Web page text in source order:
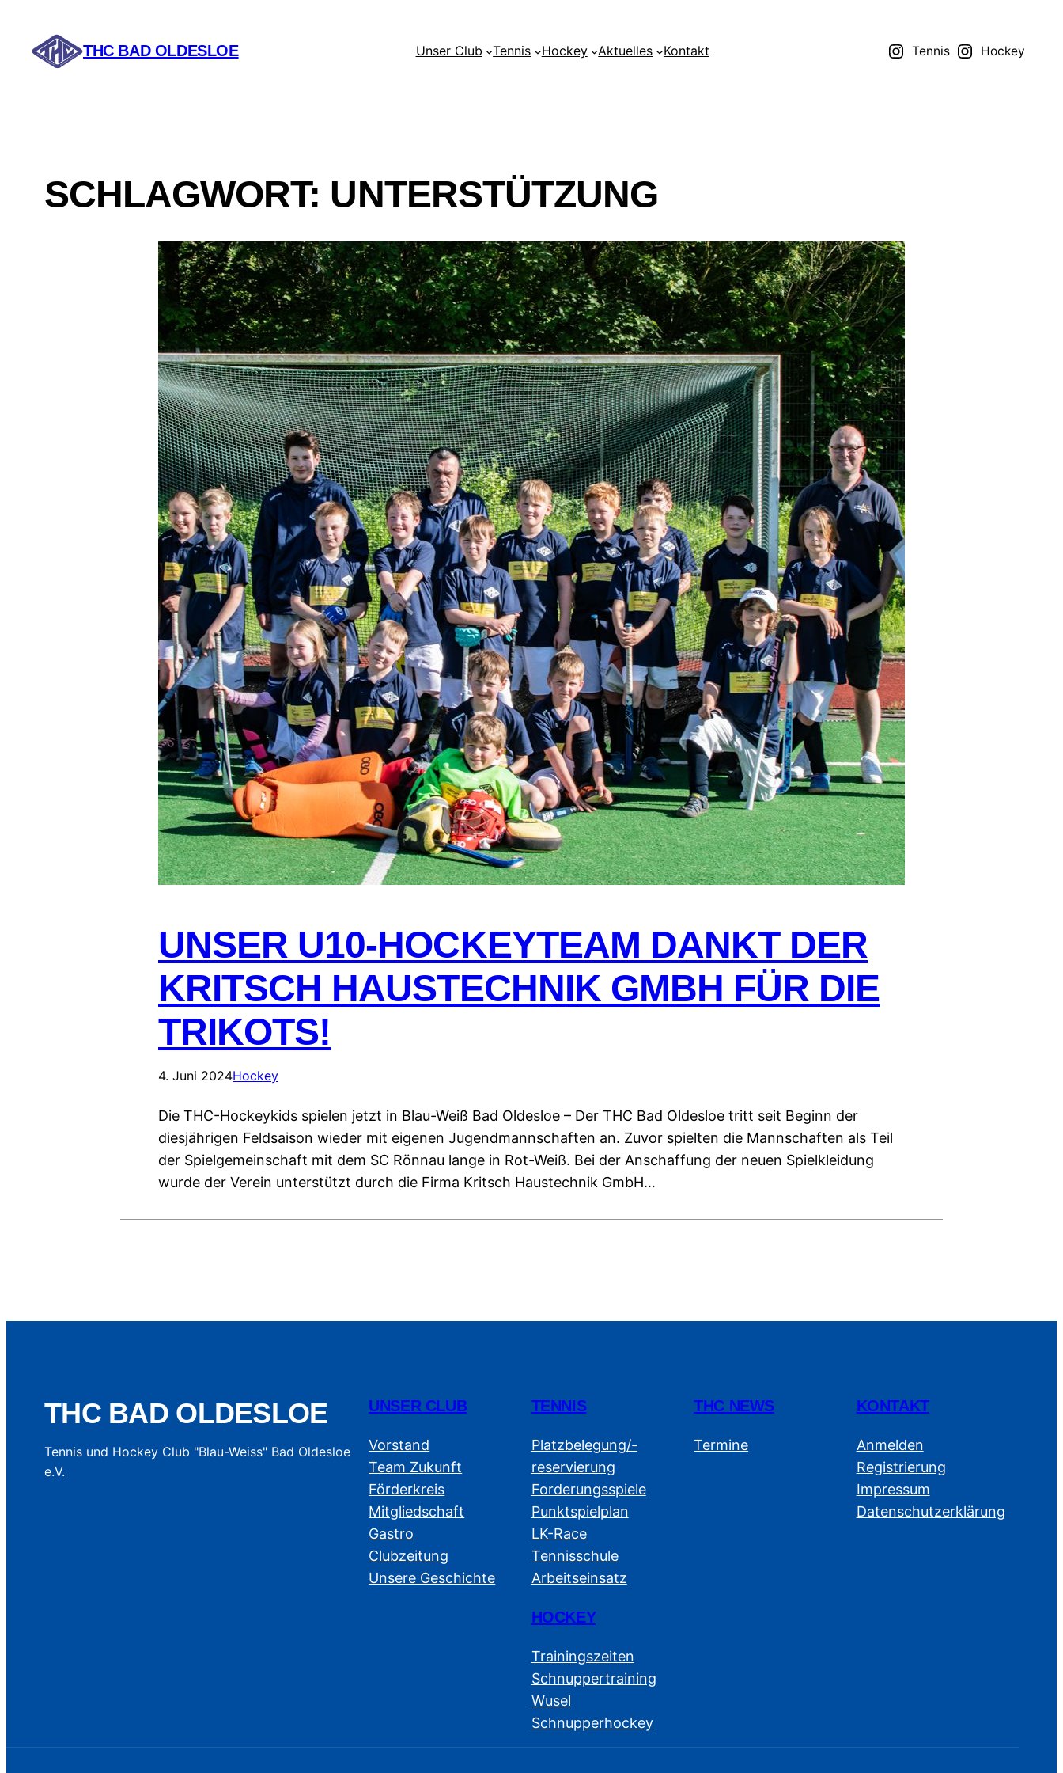
THC BAD OLDESLOE Unser Club Tennis Hockey Aktuelles Kontakt Tennis Hockey
SCHLAGWORT: UNTERSTÜTZUNG
UNSER U10-HOCKEYTEAM DANKT DER
KRITSCH HAUSTECHNIK GMBH FÜR DIE
TRIKOTS!
4. Juni 2024Hockey
Die THC-Hockeykids spielen jetzt in Blau-Weiß Bad Oldesloe – Der THC Bad Oldesloe tritt seit Beginn der
diesjährigen Feldsaison wieder mit eigenen Jugendmannschaften an. Zuvor spielten die Mannschaften als Teil
der Spielgemeinschaft mit dem SC Rönnau lange in Rot-Weiß. Bei der Anschaffung der neuen Spielkleidung
wurde der Verein unterstützt durch die Firma Kritsch Haustechnik GmbH…
THC BAD OLDESLOE
Tennis und Hockey Club "Blau-Weiss" Bad Oldesloe
e.V.
UNSER CLUB
Vorstand
Team Zukunft
Förderkreis
Mitgliedschaft
Gastro
Clubzeitung
Unsere Geschichte
TENNIS
Platzbelegung/-
reservierung
Forderungsspiele
Punktspielplan
LK-Race
Tennisschule
Arbeitseinsatz
HOCKEY
Trainingszeiten
Schnuppertraining
Wusel
Schnupperhockey
THC NEWS
Termine
KONTAKT
Anmelden
Registrierung
Impressum
Datenschutzerklärung